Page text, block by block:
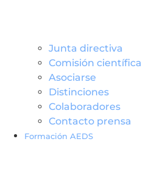
Junta directiva
Comisión científica
Asociarse
Distinciones
Colaboradores
Contacto prensa
Formación AEDS